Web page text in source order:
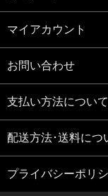
マイアカウント
お問い合わせ
支払い方法について
配送方法･送料につ
プライバシーポリ